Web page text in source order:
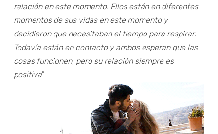
relación en este momento. Ellos están en diferentes
momentos de sus vidas en este momento y
decidieron que necesitaban el tiempo para respirar.
Todavía están en contacto y ambos esperan que las
cosas funcionen, pero su relación siempre es
positiva”.